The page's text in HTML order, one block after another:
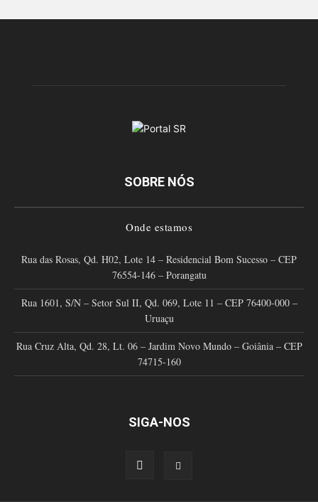
SOBRE NÓS
Onde estamos
Rua das Rosas, Qd. H02, Lote 14 – Residencial Bom Sucesso – CEP
76554-146 – Porangatu
Rua 1601, S/N – Setor Sul II, Qd. 069, Lote 11 – CEP 76400-000 –
Uruaçu
Rua Cruz Alta, Qd. 28, Lt. 06 – Jardim Novo Mundo – Goiânia – CEP
74715-160
SIGA-NOS